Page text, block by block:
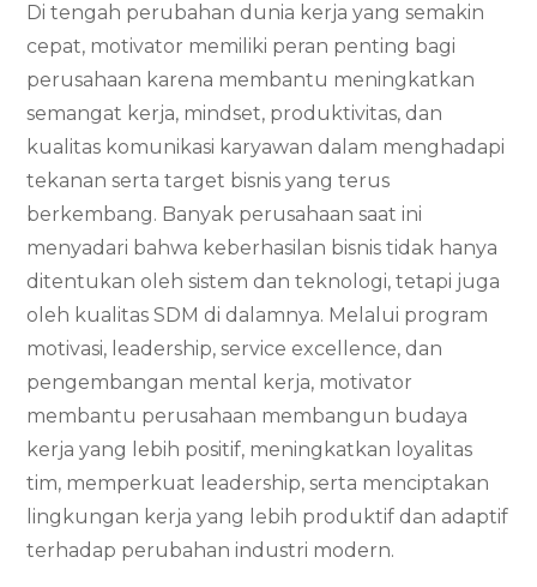
Di tengah perubahan dunia kerja yang semakin
cepat, motivator memiliki peran penting bagi
perusahaan karena membantu meningkatkan
semangat kerja, mindset, produktivitas, dan
kualitas komunikasi karyawan dalam menghadapi
tekanan serta target bisnis yang terus
berkembang. Banyak perusahaan saat ini
menyadari bahwa keberhasilan bisnis tidak hanya
ditentukan oleh sistem dan teknologi, tetapi juga
oleh kualitas SDM di dalamnya. Melalui program
motivasi, leadership, service excellence, dan
pengembangan mental kerja, motivator
membantu perusahaan membangun budaya
kerja yang lebih positif, meningkatkan loyalitas
tim, memperkuat leadership, serta menciptakan
lingkungan kerja yang lebih produktif dan adaptif
terhadap perubahan industri modern.